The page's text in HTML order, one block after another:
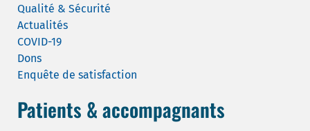
Qualité & Sécurité
Actualités
COVID-19
Dons
Enquête de satisfaction
Patients & accompagnants